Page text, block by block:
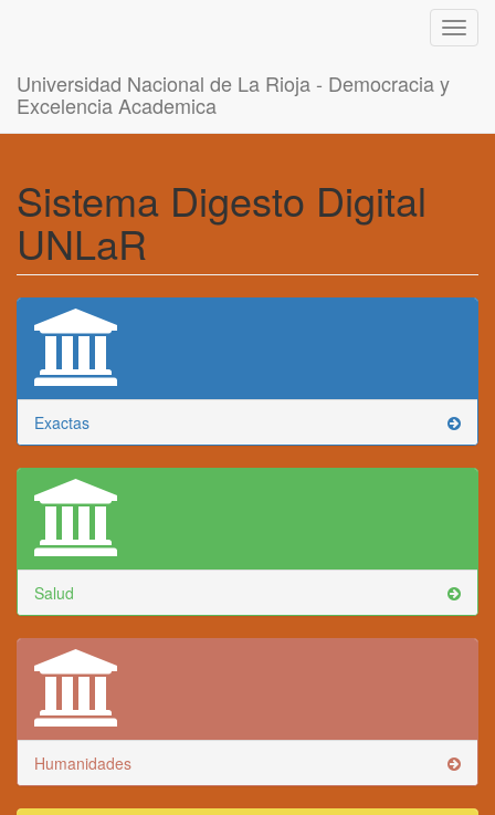
Universidad Nacional de La Rioja - Democracia y
Excelencia Academica
Sistema Digesto Digital
UNLaR
Exactas
Salud
Humanidades